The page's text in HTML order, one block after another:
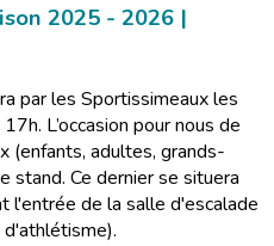
2025 - 2026 |
par les Sportissimeaux les
L’occasion pour nous de
(enfants, adultes, grands-
stand. Ce dernier se situera
l'entrée de la salle d'escalade